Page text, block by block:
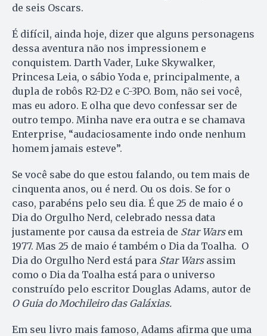
de seis Oscars.
É difícil, ainda hoje, dizer que alguns personagens
dessa aventura não nos impressionem e
conquistem. Darth Vader, Luke Skywalker,
Princesa Leia, o sábio Yoda e, principalmente, a
dupla de robôs R2-D2 e C-3PO. Bom, não sei você,
mas eu adoro. E olha que devo confessar ser de
outro tempo. Minha nave era outra e se chamava
Enterprise, “audaciosamente indo onde nenhum
homem jamais esteve”.
Se você sabe do que estou falando, ou tem mais de
cinquenta anos, ou é nerd. Ou os dois. Se for o
caso, parabéns pelo seu dia. É que 25 de maio é o
Dia do Orgulho Nerd, celebrado nessa data
justamente por causa da estreia de Star Warsem
1977. Mas 25 de maio é também o Dia da Toalha. O
Dia do Orgulho Nerd está para Star Warsassim
como o Dia da Toalha está para o universo
construído pelo escritor Douglas Adams, autor de
O Guia do Mochileiro das Galáxias.
Em seu livro mais famoso, Adams afirma que uma